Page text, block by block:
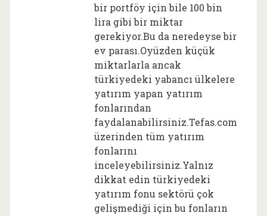
bir portföy için bile 100 bin
lira gibi bir miktar
gerekiyor.Bu da neredeyse bir
ev parası.Oyüzden küçük
miktarlarla ancak
türkiyedeki yabancı ülkelere
yatırım yapan yatırım
fonlarından
faydalanabilirsiniz.Tefas.com
üzerinden tüm yatırım
fonlarını
inceleyebilirsiniz.Yalnız
dikkat edin türkiyedeki
yatırım fonu sektörü çok
gelişmediği için bu fonların